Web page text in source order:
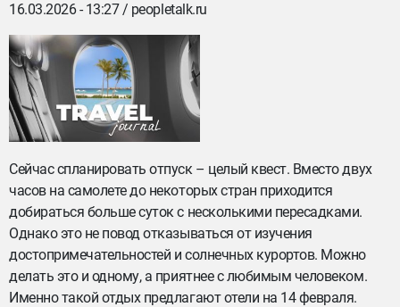
16.03.2026 - 13:27 / peopletalk.ru
Сейчас спланировать отпуск – целый квест. Вместо двух
часов на самолете до некоторых стран приходится
добираться больше суток с несколькими пересадками.
Однако это не повод отказываться от изучения
достопримечательностей и солнечных курортов. Можно
делать это и одному, а приятнее с любимым человеком.
Именно такой отдых предлагают отели на 14 февраля.